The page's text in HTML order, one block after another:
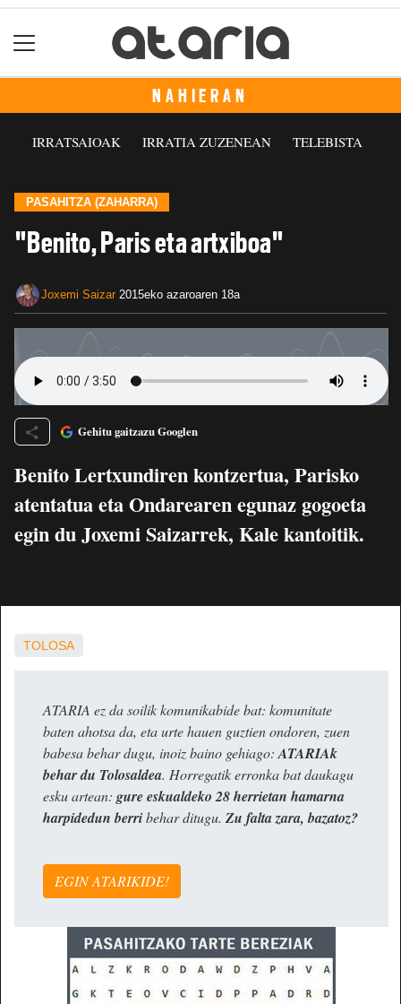
NAHIERAN
IRRATSAIOAK IRRATIA ZUZENEAN TELEBISTA
PASAHITZA (ZAHARRA)
"Benito, Paris eta artxiboa"
Joxemi Saizar 2015eko azaroaren 18a
Gehitu gaitzazu Googlen
Benito Lertxundiren kontzertua, Parisko
atentatua eta Ondarearen egunaz gogoeta
egin du Joxemi Saizarrek, Kale kantoitik.
TOLOSA
ATARIA ez da soilik komunikabide bat: komunitate
baten ahotsa da, eta urte hauen guztien ondoren, zuen
babesa behar dugu, inoiz baino gehiago:ATARIAk
behar du Tolosaldea. Horregatik erronka bat daukagu
esku artean: gure eskualdeko 28 herrietan hamarna
harpidedun berribehar ditugu. Zu falta zara, bazatoz?
EGIN ATARIKIDE!